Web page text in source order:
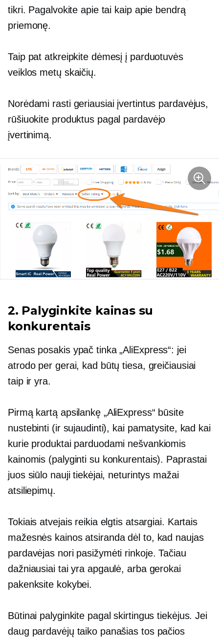
tikri. Pagalvokite apie tai kaip apie bendrą
priemonę.
Taip pat atkreipkite dėmesį į parduotuvės
veiklos metų skaičių.
Norėdami rasti geriausiai įvertintus pardavėjus,
rūšiuokite produktus pagal pardavėjo
įvertinimą.
2. Palyginkite kainas su
konkurentais
Senas posakis ypač tinka „AliExpress“: jei
atrodo per gerai, kad būtų tiesa, greičiausiai
taip ir yra.
Pirmą kartą apsilankę „AliExpress“ būsite
nustebinti (ir sujaudinti), kai pamatysite, kad kai
kurie produktai parduodami nešvankiomis
kainomis (palyginti su konkurentais). Paprastai
juos siūlo nauji tiekėjai, neturintys mažai
atsiliepimų.
Tokiais atvejais reikia elgtis atsargiai. Kartais
mažesnės kainos atsiranda dėl to, kad naujas
pardavėjas nori pasižymėti rinkoje. Tačiau
dažniausiai tai yra apgaulė, arba gerokai
pakenksite kokybei.
Būtinai palyginkite pagal skirtingus tiekėjus. Jei
daug pardavėjų taiko panašias tos pačios